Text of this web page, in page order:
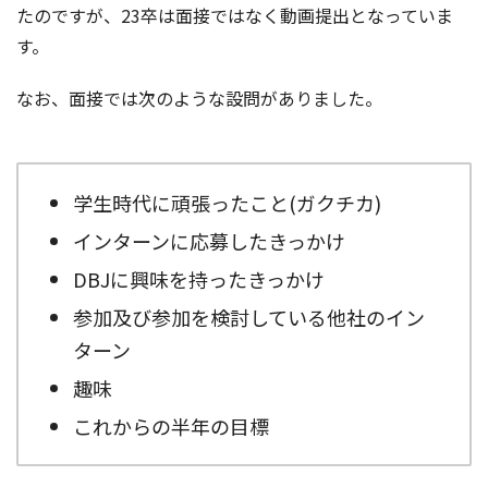
たのですが、23卒は面接ではなく動画提出となっていま
す。
なお、面接では次のような設問がありました。
学生時代に頑張ったこと(ガクチカ)
インターンに応募したきっかけ
DBJに興味を持ったきっかけ
参加及び参加を検討している他社のイン
ターン
趣味
これからの半年の目標